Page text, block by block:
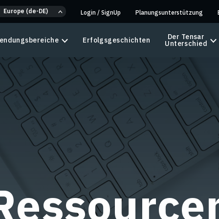
Europe (de-DE) Login / SignUp Planungsunterstützung
Erfolgsgeschichten Der Tensar
Unterschied